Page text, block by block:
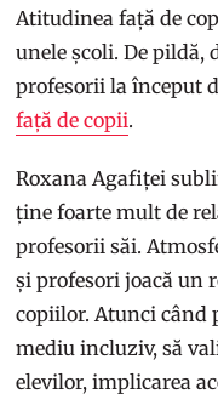
Atitudinea față de
unele școli. De pildă,
profesorii la început
față de copii.
Roxana Agafiței
ține foarte mult de
profesorii săi.
și profesori joacă un
copiilor. Atunci când
mediu incluziv, să
elevilor, implicarea